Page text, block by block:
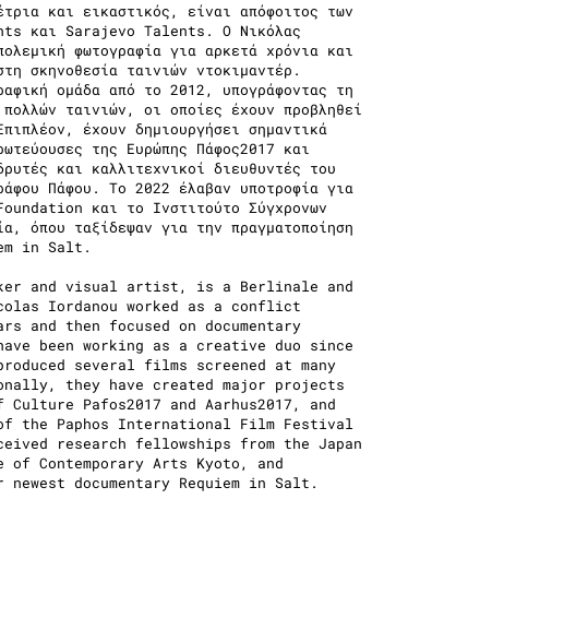
και εικαστικός, είναι απόφοιτος των
και Sarajevo Talents. Ο Νικόλας
φωτογραφία για αρκετά χρόνια και
σκηνοθεσία ταινιών ντοκιμαντέρ.
ομάδα από το 2012, υπογράφοντας τη
ταινιών, οι οποίες έχουν προβληθεί
έχουν δημιουργήσει σημαντικά
της Ευρώπης Πάφος2017 και
και καλλιτεχνικοί διευθυντές του
Πάφου. Το 2022 έλαβαν υποτροφία για
και το Ινστιτούτο Σύγχρονων
όπου ταξίδεψαν για την πραγματοποίηση
in Salt.
and visual artist, is a Berlinale and
Iordanou worked as a conflict
and then focused on documentary
been working as a creative duo since
several films screened at many
they have created major projects
Pafos2017 and Aarhus2017, and
the Paphos International Film Festival
research fellowships from the Japan
Contemporary Arts Kyoto, and
documentary Requiem in Salt.